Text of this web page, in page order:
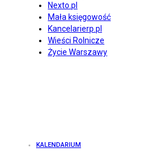
Nexto.pl
Mała księgowość
Kancelarierp.pl
Wieści Rolnicze
Życie Warszawy
KALENDARIUM